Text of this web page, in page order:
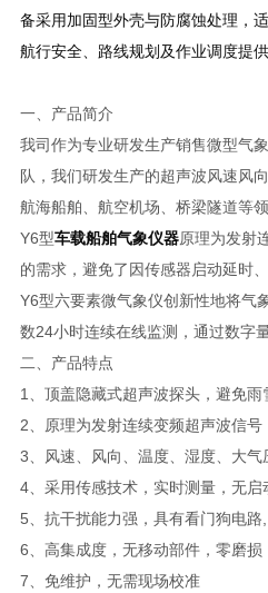
备采用加固型外壳与防腐蚀处理，
航行安全、路线规划及作业调度提
一、产品简介
我司作为专业研发生产销售微型气
队，我们研发生产的超声波风速风
航海船舶、航空机场、桥梁隧道等
Y6型车载船舶气象仪器原理为发射
的需求，避免了因传感器启动延时
Y6型六要素微气象仪创新性地将气
数24小时连续在线监测，通过数字
二、产品特点
1、顶盖隐藏式超声波探头，避免
2、原理为发射连续变频超声波信
3、风速、风向、温度、湿度、大
4、采用传感技术，实时测量，无
5、抗干扰能力强，具有看门狗电
6、高集成度，无移动部件，零磨损
7、免维护，无需现场校准